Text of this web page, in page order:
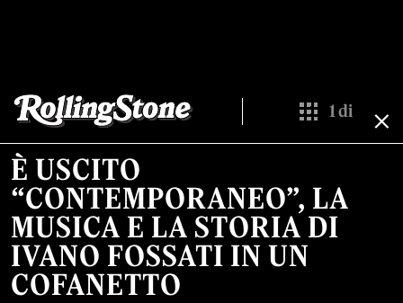
Show All
1di
È USCITO
“CONTEMPORANEO”, LA
MUSICA E LA STORIA DI
IVANO FOSSATI IN UN
COFANETTO